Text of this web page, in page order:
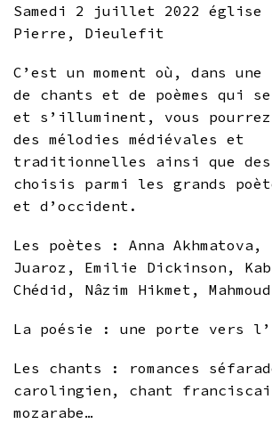
Samedi 2 juillet 2022 église
Pierre, Dieulefit
C’est un moment où, dans
de chants et de poèmes qui
et s’illuminent, vous pourrez
des mélodies médiévales et
traditionnelles ainsi que des
choisis parmi les grands
et d’occident.
Les poètes : Anna Akhmatova,
Juaroz, Emilie Dickinson,
Chédid, Nâzim Hikmet,
La poésie : une porte vers
Les chants : romances
carolingien, chant
mozarabe…